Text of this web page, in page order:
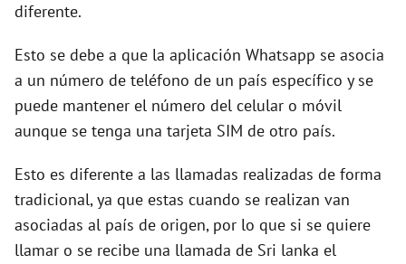
diferente.
Esto se debe a que la aplicación Whatsapp se asocia
a un número de teléfono de un país específico y se
puede mantener el número del celular o móvil
aunque se tenga una tarjeta SIM de otro país.
Esto es diferente a las llamadas realizadas de forma
tradicional, ya que estas cuando se realizan van
asociadas al país de origen, por lo que si se quiere
llamar o se recibe una llamada de Sri lanka el